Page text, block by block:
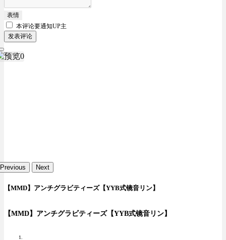
表情
本评论要通知UP主
发表评论
Previous Next
【MMD】アンチグラビティーズ【YYB式镜音リン】
【MMD】アンチグラビティーズ【YYB式镜音リン】